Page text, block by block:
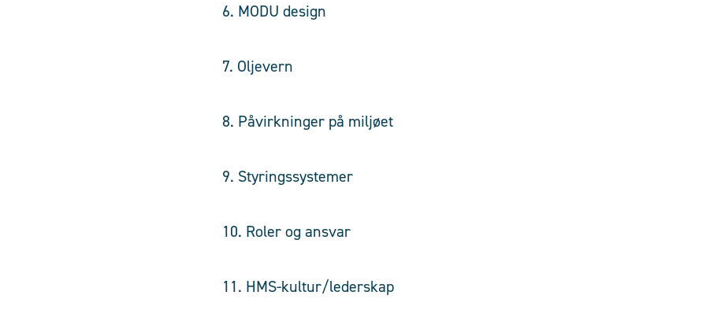
6. MODU design
7. Oljevern
8. Påvirkninger på miljøet
9. Styringssystemer
10. Roler og ansvar
11. HMS-kultur/lederskap